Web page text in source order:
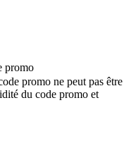
promo
promo ne peut pas être
du code promo et